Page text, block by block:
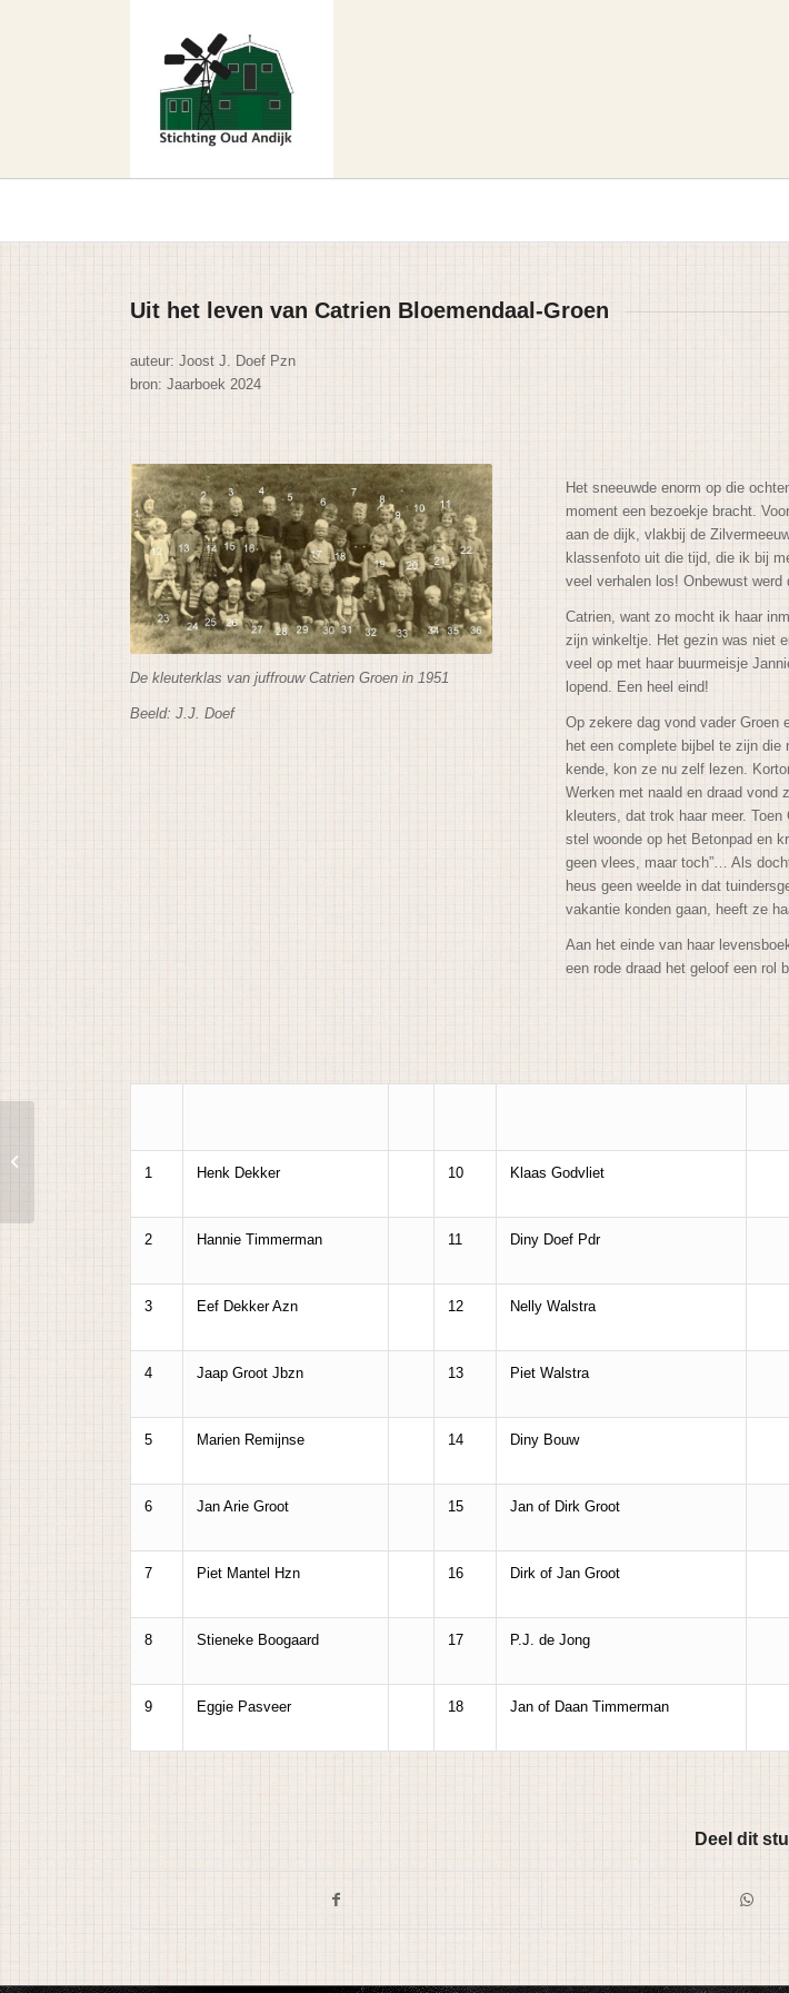
Uit het leven van Catrien Bloemendaal-Groen
auteur: Joost J. Doef Pzn
bron: Jaarboek 2024
De kleuterklas van juffrouw Catrien Groen in 1951
Beeld: J.J. Doef
Het sneeuwde enorm op die
moment een bezoekje bracht.
aan de dijk, vlakbij de
klassenfoto uit die tijd, die ik bij
veel verhalen los! Onbewust werd
Catrien, want zo mocht ik haar
zijn winkeltje. Het gezin was niet
veel op met haar buurmeisje
lopend. Een heel eind!
Op zekere dag vond vader Groen
het een complete bijbel te zijn die
kende, kon ze nu zelf lezen.
Werken met naald en draad vond
kleuters, dat trok haar meer.
stel woonde op het Betonpad en
geen vlees, maar toch”… Als
heus geen weelde in dat
vakantie konden gaan, heeft ze
Aan het einde van haar
een rode draad het geloof een rol
1 Henk Dekker 10 Klaas Godvliet
2 Hannie Timmerman 11 Diny Doef Pdr
3 Eef Dekker Azn 12 Nelly Walstra
4 Jaap Groot Jbzn 13 Piet Walstra
5 Marien Remijnse 14 Diny Bouw
6 Jan Arie Groot 15 Jan of Dirk Groot
7 Piet Mantel Hzn 16 Dirk of Jan Groot
8 Stieneke Boogaard 17 P.J. de Jong
9 Eggie Pasveer 18 Jan of Daan Timmerman
Deel dit